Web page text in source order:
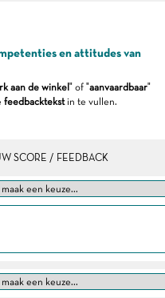
en attitudes van
aan de winkel " of "aanvaardbaar"
feedbacktekstin te vullen.
SCORE / FEEDBACK